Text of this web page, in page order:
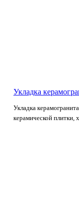
Укладка
Укладка
керамической плитки,